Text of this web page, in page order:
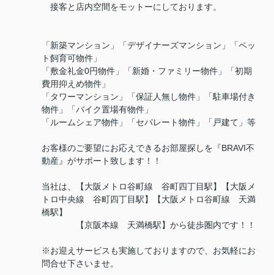
接客と店内空間をモットーにしております。
「新築マンション」「デザイナーズマンション」「ペッ
ト飼育可物件」
「敷金礼金0円物件」「新婚・ファミリー物件」「初期
費用抑えめ物件」
「タワーマンション」「保証人無し物件」「駐車場付き
物件」「バイク置場有物件」
「ルームシェア物件」「セパレート物件」「戸建て」等
お客様のご要望にお応えできるお部屋探しを『BRAVI不
動産』がサポート致します！！
当社は、【大阪メトロ谷町線 谷町四丁目駅】【大阪メ
トロ中央線 谷町四丁目駅】【大阪メトロ谷町線 天満
橋駅】
【京阪本線 天満橋駅】から徒歩圏内です！！
※お迎えサービスも実施しておりますので、お気軽にお
問合せ下さいませ。